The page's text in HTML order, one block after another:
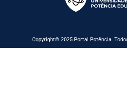
Copyright© 2025 Portal Potência.